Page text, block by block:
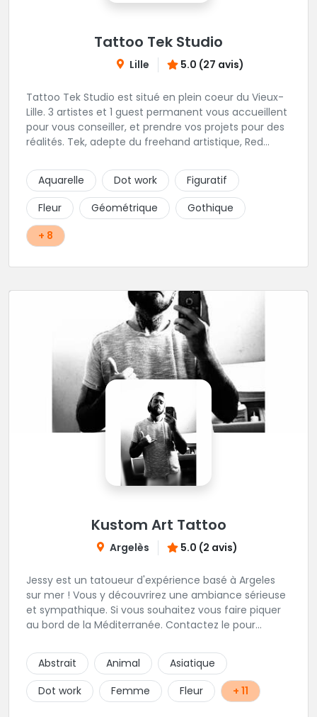
Tattoo Tek Studio
Lille 5.0 (27 avis)
Tattoo Tek Studio est situé en plein coeur du Vieux-
Lille. 3 artistes et 1 guest permanent vous accueillent
pour vous conseiller, et prendre vos projets pour des
réalités. Tek, adepte du freehand artistique, Red
amoureux du Blackwork et If.Tattoo maitrise des
couleurs et du pop-art.
Aquarelle Dot work
Figuratif
Fleur
Géométrique
Gothique
+ 8
Kustom Art Tattoo
Argelès 5.0 (2 avis)
Jessy est un tatoueur d'expérience basé à Argeles
sur mer ! Vous y découvrirez une ambiance sérieuse
et sympathique. Si vous souhaitez vous faire piquer
au bord de la Méditerranée. Contactez le pour
Abstrait
Animal
Asiatique
Dot work
Femme Fleur + 11